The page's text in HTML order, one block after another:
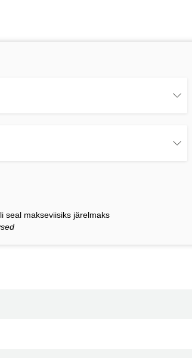
seal makseviisiks järelmaks